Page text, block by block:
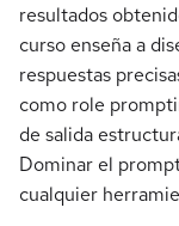
resultados
curso enseña a
respuestas
como role
de salida
Dominar el
cualquier